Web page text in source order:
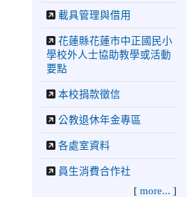
季軍！
2026-06-09
榮譽
賀 本
校游泳隊參加115年花蓮縣
縣長盃分齡游泳錦標賽榮獲
佳績！
2026-06-02
榮譽
校跆拳道隊參加 115年花蓮
縣「縣長盃」跆拳道錦標賽
暨全國少年盃花蓮縣代表隊
選拔賽 榮獲佳績！
載具管理與借用
花蓮縣花蓮市中正國民小
學校外人士協助教學或活動
要點
本校捐款徵信
公教退休年金專區
各處室資料
員生消費合作社
[ more... ]